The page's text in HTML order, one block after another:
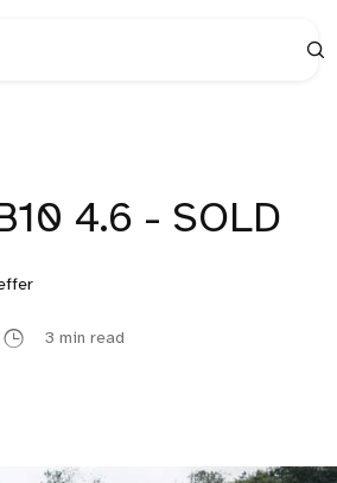
4.6 - SOLD
3 min read